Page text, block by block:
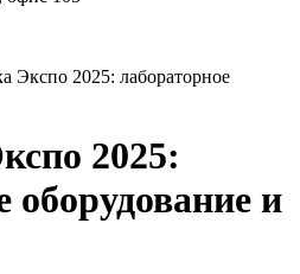
Экспо 2025: лабораторное
2025:
оборудование и